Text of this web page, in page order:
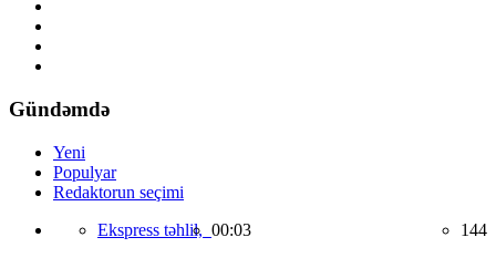
Gündəmdə
Yeni
Populyar
Redaktorun seçimi
Ekspress təhlil, 00:03 144